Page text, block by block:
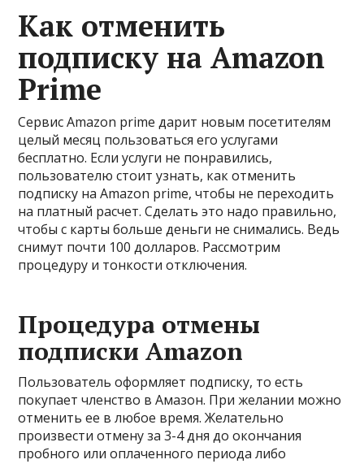
Как отменить
подписку на Amazon
Prime
Сервис Amazon prime дарит новым посетителям
целый месяц пользоваться его услугами
бесплатно. Если услуги не понравились,
пользователю стоит узнать, как отменить
подписку на Amazon prime, чтобы не переходить
на платный расчет. Сделать это надо правильно,
чтобы с карты больше деньги не снимались. Ведь
снимут почти 100 долларов. Рассмотрим
процедуру и тонкости отключения.
Процедура отмены
подписки Amazon
Пользователь оформляет подписку, то есть
покупает членство в Амазон. При желании можно
отменить ее в любое время. Желательно
произвести отмену за 3-4 дня до окончания
пробного или оплаченного периода либо